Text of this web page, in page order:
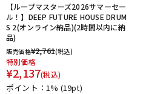
【ループマスターズ2026サマーセー
ル！】DEEP FUTURE HOUSE DRUM
S 2(オンライン納品)(2時間以内に納
品)
販売価格¥2,761(税込)
特別価格
¥2,137(税込)
ポイント：1% (19pt)